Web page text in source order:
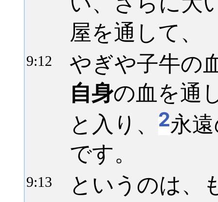
屋を通して、
9:12
やぎや子牛の
自身の血を通
と入り、
2永
です。
9:13
というのは、